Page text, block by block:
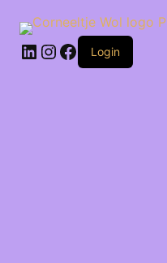
naar
inhoudLinkedIn
Instagram
Facebook
Login